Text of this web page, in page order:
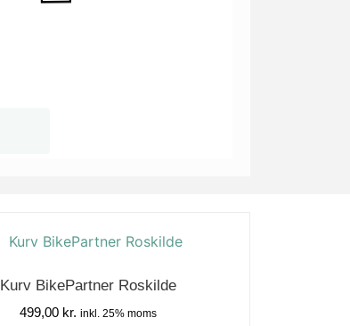
Kurv BikePartner Roskilde
499,00 kr. inkl. 25% moms